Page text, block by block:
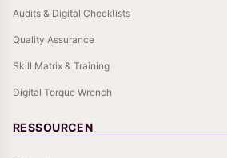
Audits & Digital Checklists
Quality Assurance
Skill Matrix & Training
Digital Torque Wrench
RESSOURCEN